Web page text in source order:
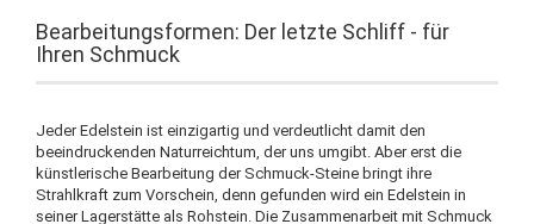
Bearbeitungsformen: Der letzte Schliff - für
Ihren Schmuck
Jeder Edelstein ist einzigartig und verdeutlicht damit den
beeindruckenden Naturreichtum, der uns umgibt. Aber erst die
künstlerische Bearbeitung der Schmuck-Steine bringt ihre
Strahlkraft zum Vorschein, denn gefunden wird ein Edelstein in
seiner Lagerstätte als Rohstein. Die Zusammenarbeit mit Schmuck